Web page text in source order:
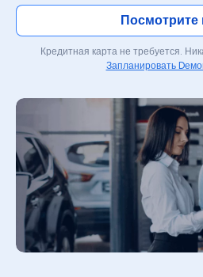
Кредитная карта не требуется.
Запланировать